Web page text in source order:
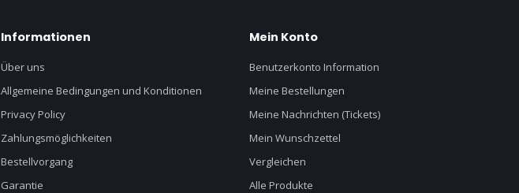
Informationen
Über uns
Allgemeine Bedingungen und Konditionen
Privacy Policy
Zahlungsmöglichkeiten
Bestellvorgang
Garantie
Mein Konto
Benutzerkonto Information
Meine Bestellungen
Meine Nachrichten (Tickets)
Mein Wunschzettel
Vergleichen
Alle Produkte